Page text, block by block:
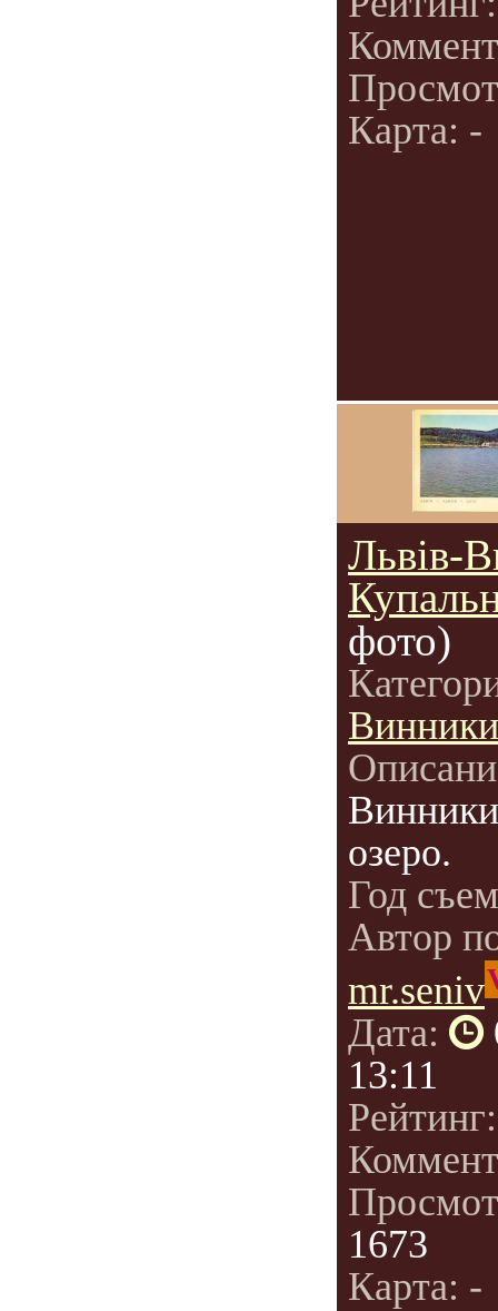
Карта: -
Львів-
фото)
Винники
озеро.
Год
Автор
mr.seniv
Дата:
13:11
1673
Карта: -